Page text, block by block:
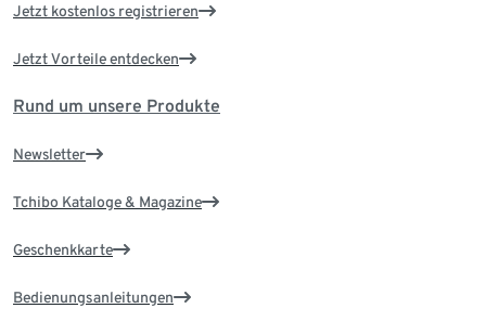
Jetzt kostenlos registrieren
Jetzt Vorteile entdecken
Rund um unsere Produkte
Newsletter
Tchibo Kataloge & Magazine
Geschenkkarte
Bedienungsanleitungen